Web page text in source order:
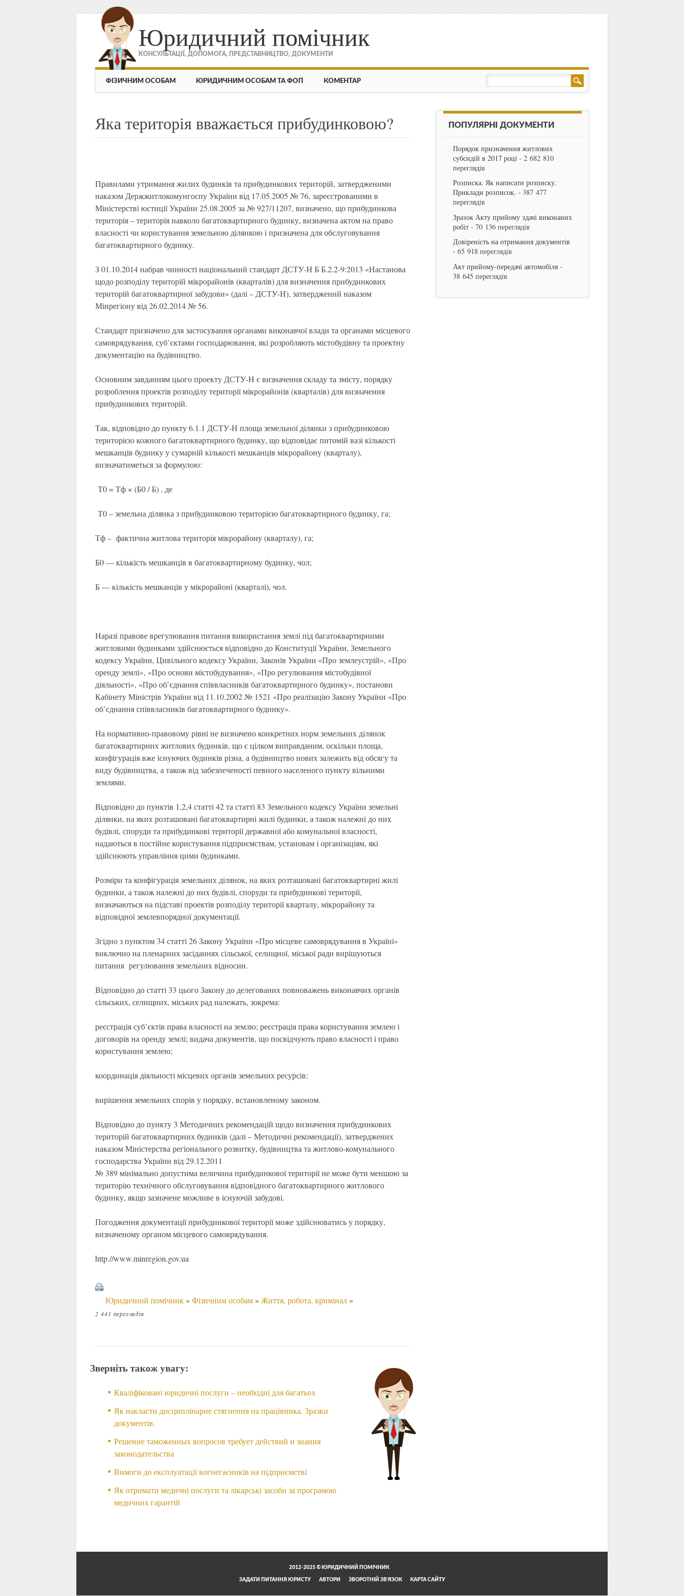
Юридичний помічник
КОНСУЛЬТАЦІЇ, ДОПОМОГА, ПРЕДСТАВНИЦТВО, ДОКУМЕНТИ
МЕНЮ
Skip to content
ФІЗИЧНИМ ОСОБАМ ЮРИДИЧНИМ ОСОБАМ ТА ФОП КОМЕНТАР
Яка територія вважається прибудинковою?
Правилами утримання жилих будинків та прибудинкових територій, затвердженими
наказом Держжитлокомунгоспу України від 17.05.2005 № 76, зареєстрованими в
Міністерстві юстиції України 25.08.2005 за № 927/11207, визначено, що прибудинкова
територія – територія навколо багатоквартирного будинку, визначена актом на право
власності чи користування земельною ділянкою і призначена для обслуговування
багатоквартирного будинку.
З 01.10.2014 набрав чинності національний стандарт ДСТУ-Н Б Б.2.2-9:2013 «Настанова
щодо розподілу територій мікрорайонів (кварталів) для визначення прибудинкових
територій багатоквартирної забудови» (далі – ДСТУ-Н), затверджений наказом
Мінрегіону від 26.02.2014 № 56.
Стандарт призначено для застосування органами виконавчої влади та органами місцевого
самоврядування, суб’єктами господарювання, які розробляють містобудівну та проектну
документацію на будівництво.
Основним завданням цього проекту ДСТУ-Н є визначення складу та змісту, порядку
розроблення проектів розподілу території мікрорайонів (кварталів) для визначення
прибудинкових територій.
Так, відповідно до пункту 6.1.1 ДСТУ-Н площа земельної ділянки з прибудинковою
територією кожного багатоквартирного будинку, що відповідає питомій вазі кількості
мешканців будинку у сумарній кількості мешканців мікрорайону (кварталу),
визначатиметься за формулою:
Т0 = Тф × (Б0 / Б) , де
Т0 – земельна ділянка з прибудинковою територією багатоквартирного будинку, га;
Тф – фактична житлова територія мікрорайону (кварталу), га;
Б0 — кількість мешканців в багатоквартирному будинку, чол;
Б — кількість мешканців у мікрорайоні (кварталі), чол.
Наразі правове врегулювання питання використання землі під багатоквартирними
житловими будинками здійснюється відповідно до Конституції України, Земельного
кодексу України, Цивільного кодексу України, Законів України «Про землеустрій», «Про
оренду землі», «Про основи містобудування», «Про регулювання містобудівної
діяльності», «Про об’єднання співвласників багатоквартирного будинку», постанови
Кабінету Міністрів України від 11.10.2002 № 1521 «Про реалізацію Закону України «Про
об’єднання співвласників багатоквартирного будинку».
На нормативно-правовому рівні не визначено конкретних норм земельних ділянок
багатоквартирних житлових будинків, що є цілком виправданим, оскільки площа,
конфігурація вже існуючих будинків різна, а будівництво нових залежить від обсягу та
виду будівництва, а також від забезпеченості певного населеного пункту вільними
землями.
Відповідно до пунктів 1,2,4 статті 42 та статті 83 Земельного кодексу України земельні
ділянки, на яких розташовані багатоквартирні жилі будинки, а також належні до них
будівлі, споруди та прибудинкові території державної або комунальної власності,
надаються в постійне користування підприємствам, установам і організаціям, які
здійснюють управління цими будинками.
Розміри та конфігурація земельних ділянок, на яких розташовані багатоквартирні жилі
будинки, а також належні до них будівлі, споруди та прибудинкові території,
визначаються на підставі проектів розподілу території кварталу, мікрорайону та
відповідної землевпорядної документації.
Згідно з пунктом 34 статті 26 Закону України «Про місцеве самоврядування в Україні»
виключно на пленарних засіданнях сільської, селищної, міської ради вирішуються
питання регулювання земельних відносин.
Відповідно до статті 33 цього Закону до делегованих повноважень виконавчих органів
сільських, селищних, міських рад належать, зокрема:
реєстрація суб’єктів права власності на землю; реєстрація права користування землею і
договорів на оренду землі; видача документів, що посвідчують право власності і право
користування землею;
координація діяльності місцевих органів земельних ресурсів;
вирішення земельних спорів у порядку, встановленому законом.
Відповідно до пункту 3 Методичних рекомендацій щодо визначення прибудинкових
територій багатоквартирних будинків (далі – Методичні рекомендації), затверджених
наказом Міністерства регіонального розвитку, будівництва та житлово-комунального
господарства України від 29.12.2011
№ 389 мінімально допустима величина прибудинкової території не може бути меншою за
територію технічного обслуговування відповідного багатоквартирного житлового
будинку, якщо зазначене можливе в існуючій забудові.
Погодження документації прибудинкової території може здійснюватись у порядку,
визначеному органом місцевого самоврядування.
http.//www.minregion.gov.ua
Юридичний помічник» Фізичним особам» Життя, робота, кримінал»
2 441 переглядів
Зверніть також увагу:
Кваліфіковані юридичні послуги – необхідні для багатьох
Як накласти дисциплінарне стягнення на працівника. Зразки
документів.
Решение таможенных вопросов требует действий и знания
законодательства
Вимоги до експлуатації вогнегасників на підприємстві
Як отримати медичні послуги та лікарські засоби за програмою
медичних гарантій
ПОПУЛЯРНІ ДОКУМЕНТИ
Порядок призначення житлових
субсидій в 2017 році- 2 682 810
переглядів
Розписка. Як написати розписку.
Приклади розписок. - 387 477
переглядів
Зразок Акту прийому здачі виконаних
робіт- 70 136 переглядів
Довіреність на отримання документів
- 65 918 переглядів
Акт прийому-передачі автомобіля-
38 645 переглядів
2012-2025 © ЮРИДИЧНИЙ ПОМІЧНИК
ЗАДАТИ ПИТАННЯ ЮРИСТУ АВТОРИ ЗВОРОТНІЙ ЗВ’ЯЗОК КАРТА САЙТУ